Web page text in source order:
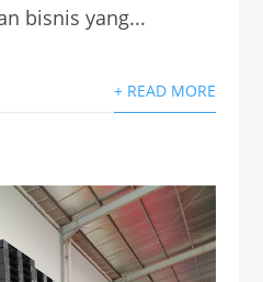
bisnis yang...
+ READ MORE